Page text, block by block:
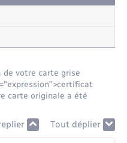
de votre carte grise
carte originale a été
Tout déplier